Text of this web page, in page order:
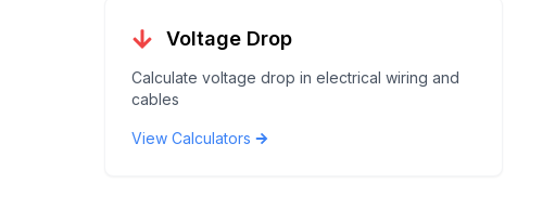
Voltage Drop
Calculate voltage drop in electrical wiring and
cables
View Calculators